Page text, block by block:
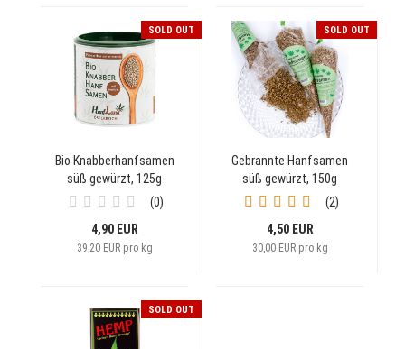
SOLD OUT
Bio Knabberhanfsamen
süß gewürzt, 125g
0
4,90 EUR
39,20 EUR pro kg
SOLD OUT
Gebrannte Hanfsamen
süß gewürzt, 150g
2
4,50 EUR
30,00 EUR pro kg
SOLD OUT